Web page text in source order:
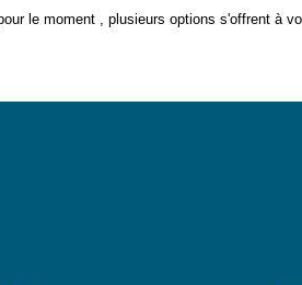
le moment , plusieurs options s'offrent à